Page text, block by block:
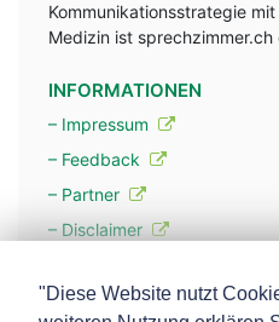
Kommunikationsstrategie
Medizin ist
INFORMATIONEN
– Impressum
– Feedback
– Partner
– Disclaimer
"Diese Website nutzt